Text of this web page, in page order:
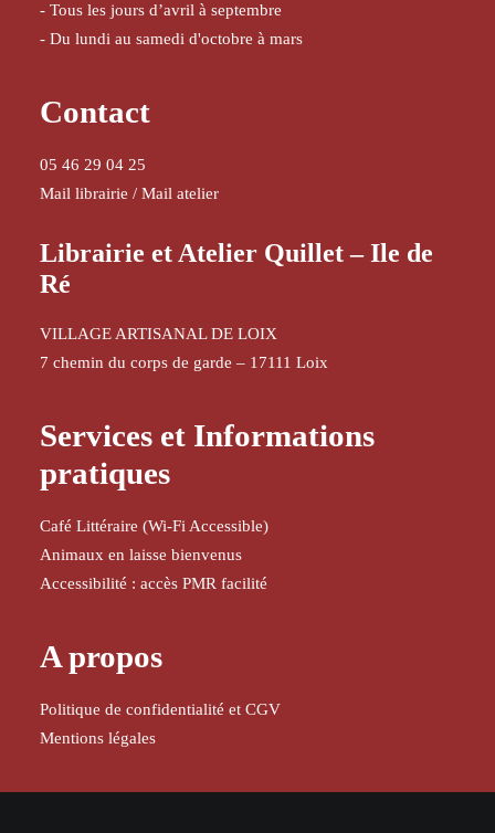
- Tous les jours d’avril à septembre
- Du lundi au samedi d'octobre à mars
Contact
05 46 29 04 25
Mail librairie / Mail atelier
Librairie et Atelier Quillet – Ile de
Ré
VILLAGE ARTISANAL DE LOIX
7 chemin du corps de garde – 17111 Loix
Services et Informations
pratiques
Café Littéraire (Wi-Fi Accessible)
Animaux en laisse bienvenus
Accessibilité : accès PMR facilité
A propos
Politique de confidentialité et CGV
Mentions légales